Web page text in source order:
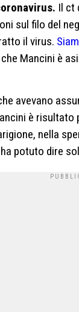
Il ct
sul filo del
il virus.
Mancini è
avevano
è
nella
potuto dire